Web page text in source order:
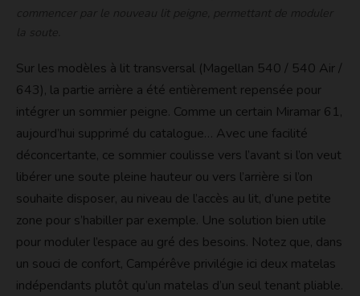
Sur les modèles à lit transversal (Magellan 540 / 540 Air /
643), la partie arrière a été entièrement repensée pour
intégrer un sommier peigne. Comme un certain Miramar 61,
aujourd’hui supprimé du catalogue… Avec une facilité
déconcertante, ce sommier coulisse vers l’avant si l’on veut
libérer une soute pleine hauteur ou vers l’arrière si l’on
souhaite disposer, au niveau de l’accès au lit, d’une petite
zone pour s’habiller par exemple. Une solution bien utile
pour moduler l’espace au gré des besoins. Notez que, dans
un souci de confort, Campérêve privilégie ici deux matelas
indépendants plutôt qu’un matelas d’un seul tenant pliable.